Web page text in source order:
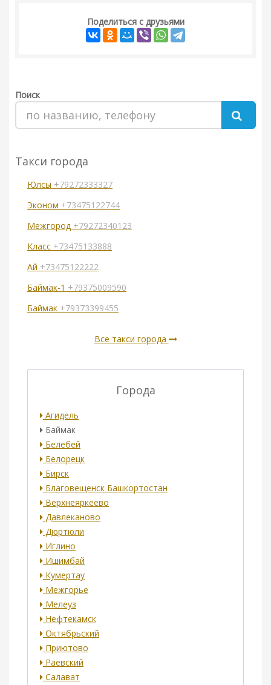
Поделиться с друзьями
Поиск
Такси города
Юлсы +79272333327
Эконом +73475122744
Межгород +79272340123
Класс +73475133888
Ай +73475122222
Баймак-1 +79375009590
Баймак +79373399455
Все такси города
Города
Агидель
Баймак
Белебей
Белорецк
Бирск
Благовещенск Башкортостан
Верхнеяркеево
Давлеканово
Дюртюли
Иглино
Ишимбай
Кумертау
Межгорье
Мелеуз
Нефтекамск
Октябрьский
Приютово
Раевский
Салават